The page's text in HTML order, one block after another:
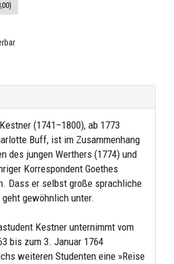
(1741–1800), ab 1773
Buff, ist im Zusammenhang
des jungen Werthers (1774) und
Korrespondent Goethes
Dass er selbst große sprachliche
gewöhnlich unter.
Kestner unternimmt vom
bis zum 3. Januar 1764
weiteren Studenten eine »Reise